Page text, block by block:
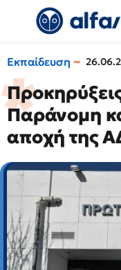
Εκπαίδευση
Παράνομη
αποχή της